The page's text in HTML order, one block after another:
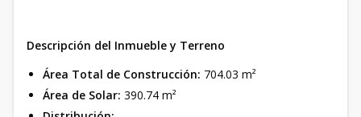
Descripción del Inmueble y Terreno
Área Total de Construcción: 704.03 m²
Área de Solar: 390.74 m²